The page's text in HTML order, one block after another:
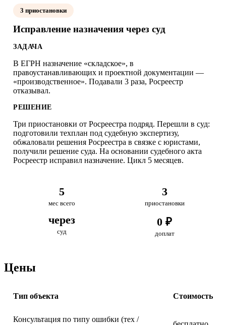
3 приостановки
Исправление назначения через суд
ЗАДАЧА
В ЕГРН назначение «складское», в
правоустанавливающих и проектной документации —
«производственное». Подавали 3 раза, Росреестр
отказывал.
РЕШЕНИЕ
Три приостановки от Росреестра подряд. Перешли в суд:
подготовили техплан под судебную экспертизу,
обжаловали решения Росреестра в связке с юристами,
получили решение суда. На основании судебного акта
Росреестр исправил назначение. Цикл 5 месяцев.
5
мес всего
3
приостановки
через
суд
0 ₽
доплат
Цены
Тип объекта Стоимость
Консультация по типу ошибки (тех /